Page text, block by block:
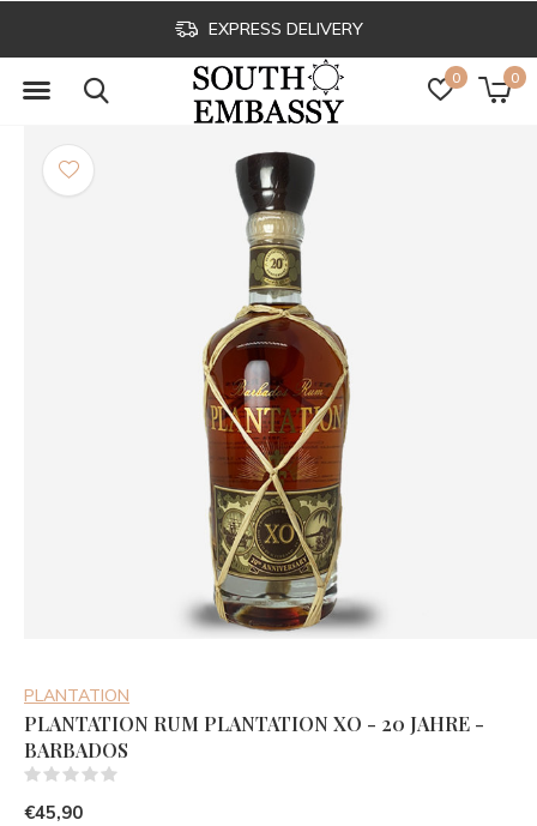
0 0
EXPRESS DELIVERY
PLANTATION
PLANTATION RUM PLANTATION XO - 20 JAHRE -
BARBADOS
€45,90